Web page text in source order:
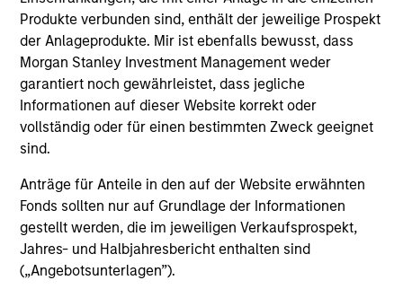
Produkte verbunden sind, enthält der jeweilige Prospekt
der Anlageprodukte. Mir ist ebenfalls bewusst, dass
Morgan Stanley Investment Management weder
garantiert noch gewährleistet, dass jegliche
Informationen auf dieser Website korrekt oder
vollständig oder für einen bestimmten Zweck geeignet
sind.
Anträge für Anteile in den auf der Website erwähnten
Fonds sollten nur auf Grundlage der Informationen
gestellt werden, die im jeweiligen Verkaufsprospekt,
Jahres- und Halbjahresbericht enthalten sind
(„Angebotsunterlagen”).
TALES FROM THE EMERGING WORLD
From Electric Vehicles to Humanoids:
China’s Next Manufacturing Leap